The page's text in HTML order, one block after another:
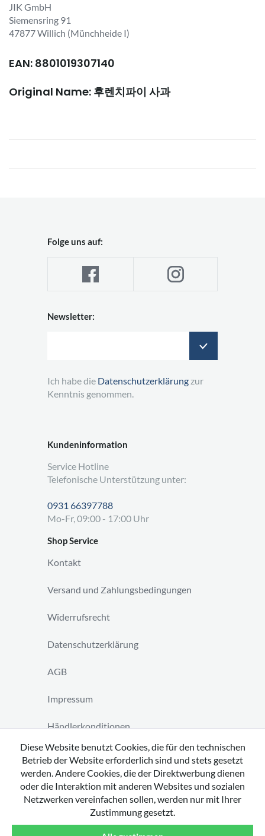
JIK GmbH
Siemensring 91
47877 Willich (Münchheide I)
EAN: 8801019307140
Original Name: 후렌치파이 사과
Kundeninformation
Service Hotline
Telefonische Unterstützung unter:
0931 66397788
Mo-Fr, 09:00 - 17:00 Uhr
Shop Service
Kontakt
Versand und Zahlungsbedingungen
Widerrufsrecht
Datenschutzerklärung
AGB
Impressum
Händlerkonditionen
Vertrag widerrufen
Folge uns auf:
Newsletter:
Ich habe die Datenschutzerklärung zur
Kenntnis genommen.
Diese Website benutzt Cookies, die für den technischen
Betrieb der Website erforderlich sind und stets gesetzt
werden. Andere Cookies, die der Direktwerbung dienen
oder die Interaktion mit anderen Websites und sozialen
Netzwerken vereinfachen sollen, werden nur mit Ihrer
Zustimmung gesetzt.